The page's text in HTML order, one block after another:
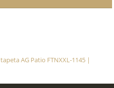
AG Patio FTNXXL-1145 |